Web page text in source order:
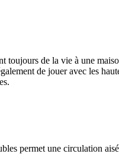
toujours de la vie à une
de jouer avec les
permet une circulation